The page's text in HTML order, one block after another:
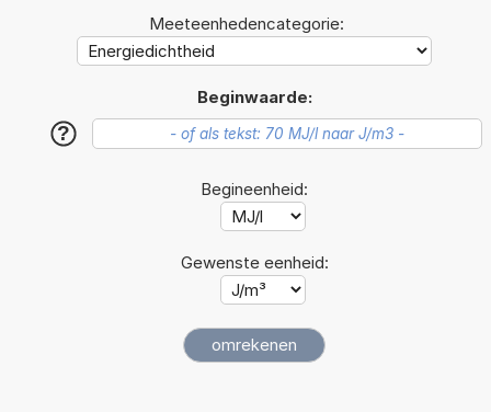
Meeteenhedencategorie:
Beginwaarde:
?
Begineenheid:
Gewenste eenheid: